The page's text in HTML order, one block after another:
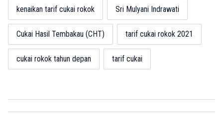
kenaikan tarif cukai rokok Sri Mulyani Indrawati
Cukai Hasil Tembakau (CHT) tarif cukai rokok 2021
cukai rokok tahun depan tarif cukai